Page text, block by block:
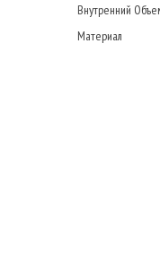
Внутренний
Материал